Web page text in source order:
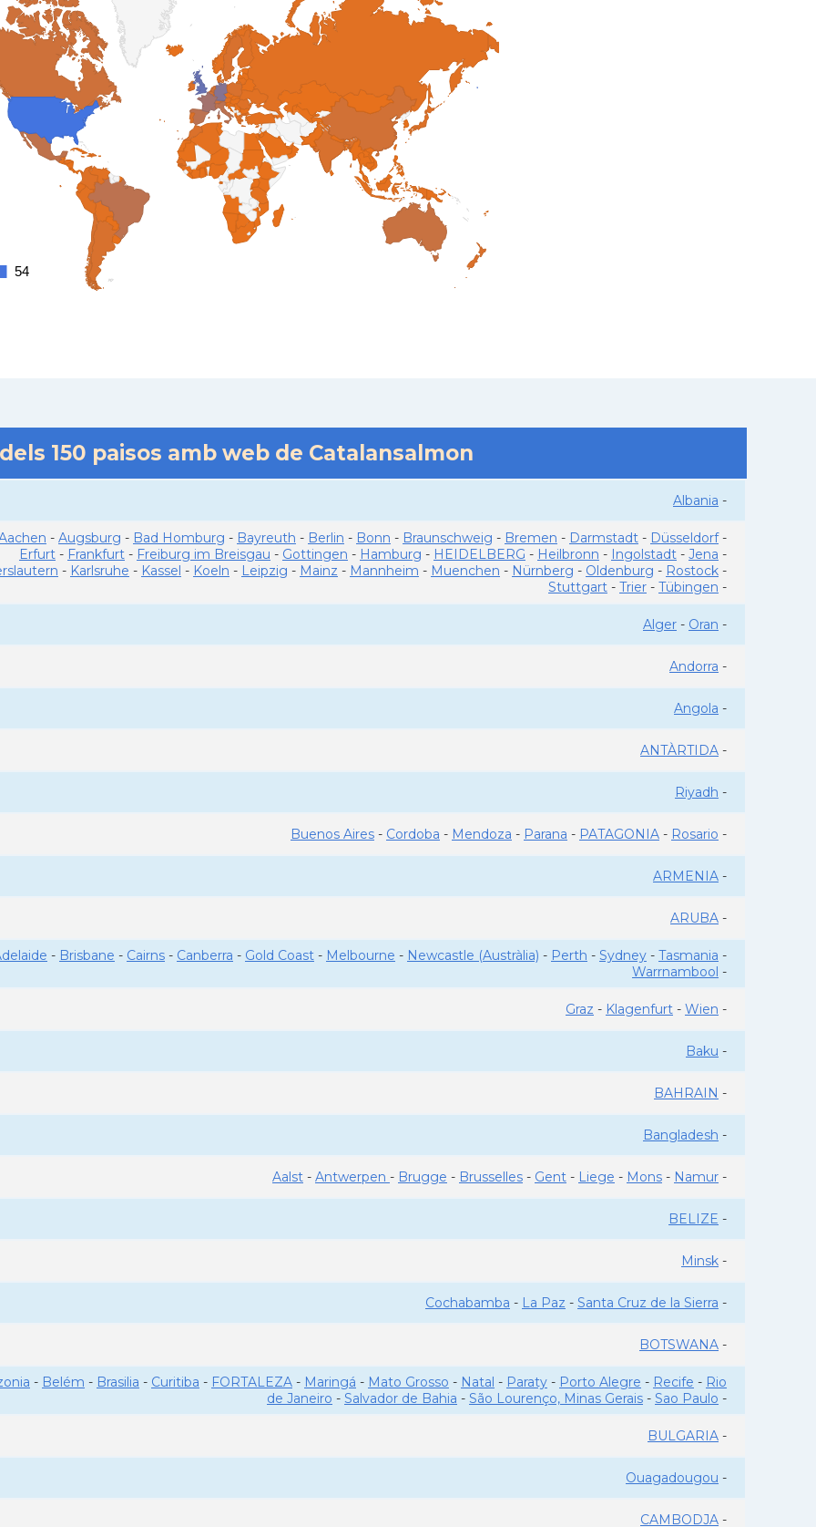
54
54
150 paisos amb web de Catalansalmon
Albania -
- Augsburg - Bad Homburg - Bayreuth - Berlin - Bonn - Braunschweig - Bremen - Darmstadt - Düsseldorf-
Erfurt - Frankfurt - Freiburg im Breisgau - Gottingen - Hamburg - HEIDELBERG - Heilbronn - Ingolstadt - Jena -
- Karlsruhe - Kassel - Koeln - Leipzig - Mainz - Mannheim - Muenchen - Nürnberg - Oldenburg - Rostock -
Stuttgart - Trier - Tübingen -
Alger - Oran -
Andorra -
Angola -
ANTÀRTIDA -
Riyadh -
Buenos Aires - Cordoba - Mendoza - Parana - PATAGONIA - Rosario -
ARMENIA -
ARUBA -
- Brisbane - Cairns - Canberra - Gold Coast - Melbourne - Newcastle (Austràlia) - Perth - Sydney - Tasmania -
Warrnambool -
Graz - Klagenfurt - Wien -
Baku -
BAHRAIN -
Bangladesh -
Aalst - Antwerpen - Brugge - Brusselles - Gent - Liege - Mons - Namur -
BELIZE -
Minsk -
Cochabamba - La Paz - Santa Cruz de la Sierra -
BOTSWANA -
- Belém - Brasilia - Curitiba - FORTALEZA - Maringá - Mato Grosso - Natal - Paraty - Porto Alegre - Recife - Rio
de Janeiro - Salvador de Bahia - São Lourenço, Minas Gerais - Sao Paulo -
BULGARIA -
Ouagadougou -
CAMBODJA -